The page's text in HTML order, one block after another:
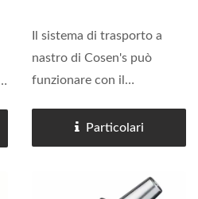
Trasversale In Acciaio
Strutturale.
Il sistema di trasporto a
nastro di Cosen's può
funzionare con il
alimentazione e scarico
(spesso un tavolo rullante
stoccaggio intermedia.
Particolari